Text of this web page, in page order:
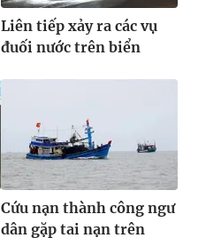
Liên tiếp xảy ra các vụ
đuối nước trên biển
Cứu nạn thành công ngư
dân gặp tai nạn trên